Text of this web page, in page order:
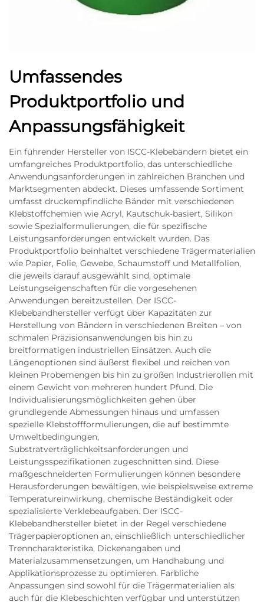
Umfassendes
Produktportfolio und
Anpassungsfähigkeit
Ein führender Hersteller von ISCC-Klebebändern bietet ein
umfangreiches Produktportfolio, das unterschiedliche
Anwendungsanforderungen in zahlreichen Branchen und
Marktsegmenten abdeckt. Dieses umfassende Sortiment
umfasst druckempfindliche Bänder mit verschiedenen
Klebstoffchemien wie Acryl, Kautschuk-basiert, Silikon
sowie Spezialformulierungen, die für spezifische
Leistungsanforderungen entwickelt wurden. Das
Produktportfolio beinhaltet verschiedene Trägermaterialien
wie Papier, Folie, Gewebe, Schaumstoff und Metallfolien,
die jeweils darauf ausgewählt sind, optimale
Leistungseigenschaften für die vorgesehenen
Anwendungen bereitzustellen. Der ISCC-
Klebebandhersteller verfügt über Kapazitäten zur
Herstellung von Bändern in verschiedenen Breiten – von
schmalen Präzisionsanwendungen bis hin zu
breitformatigen industriellen Einsätzen. Auch die
Längenoptionen sind äußerst flexibel und reichen von
kleinen Probemengen bis hin zu großen Industrierollen mit
einem Gewicht von mehreren hundert Pfund. Die
Individualisierungsmöglichkeiten gehen über
grundlegende Abmessungen hinaus und umfassen
spezielle Klebstoffformulierungen, die auf bestimmte
Umweltbedingungen,
Substratverträglichkeitsanforderungen und
Leistungsspezifikationen zugeschnitten sind. Diese
maßgeschneiderten Formulierungen können besondere
Herausforderungen bewältigen, wie beispielsweise extreme
Temperatureinwirkung, chemische Beständigkeit oder
spezialisierte Verklebeaufgaben. Der ISCC-
Klebebandhersteller bietet in der Regel verschiedene
Trägerpapieroptionen an, einschließlich unterschiedlicher
Trenncharakteristika, Dickenangaben und
Materialzusammensetzungen, um Handhabung und
Applikationsprozesse zu optimieren. Farbliche
Anpassungen sind sowohl für die Trägermaterialien als
auch für die Klebeschichten verfügbar und unterstützen